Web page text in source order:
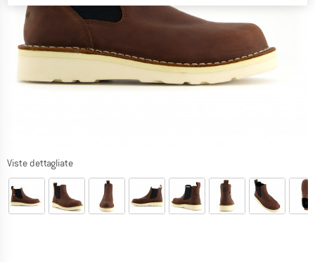
Viste dettagliate